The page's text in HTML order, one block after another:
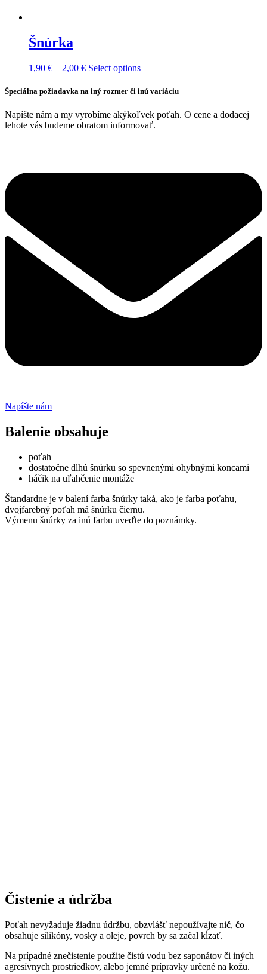
Šnúrka
1,90 € – 2,00 €Price
1,90 €
2,00 €
Select optionsThis
has
variants.
The
options
on
Špeciálna požiadavka na iný rozmer či inú variáciu
Napíšte nám a my vyrobíme akýkoľvek poťah. O cene a dodacej
lehote vás budeme obratom informovať.
Napíšte nám
Balenie obsahuje
poťah
dostatočne dlhú šnúrku so spevnenými ohybnými koncami
háčik na uľahčenie montáže
Štandardne je v balení farba šnúrky taká, ako je farba poťahu,
dvojfarebný poťah má šnúrku čiernu.
Výmenu šnúrky za inú farbu uveďte do poznámky.
Čistenie a údržba
Poťah nevyžaduje žiadnu údržbu, obzvlášť nepoužívajte nič, čo
obsahuje silikóny, vosky a oleje, povrch by sa začal kĺzať.
Na prípadné znečistenie použite čistú vodu bez saponátov či iných
agresívnych prostriedkov, alebo jemné prípravky určené na kožu.